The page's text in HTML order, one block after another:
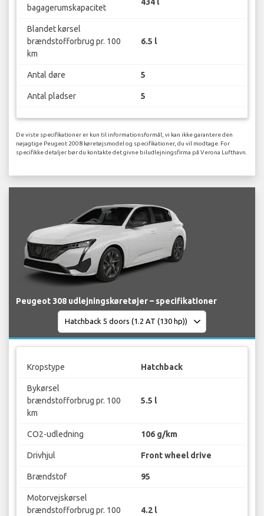
bagagerumskapacitet
Blandet kørsel
brændstofforbrug pr. 100
km
6.5 l
Antal døre 5
Antal pladser 5
De viste specifikationer er kun til informationsformål, vi kan ikke garantere den
nøjagtige Peugeot 2008 køretøjsmodel og specifikationer, du vil modtage. For
specifikke detaljer bør du kontakte det givne biludlejningsfirma på Verona Lufthavn.
Peugeot 308 udlejningskøretøjer – specifikationer
Kropstype Hatchback
Bykørsel
brændstofforbrug pr. 100
km
5.5 l
CO2-udledning 106 g/km
Drivhjul Front wheel drive
Brændstof 95
Motorvejskørsel
brændstofforbrug pr. 100
4.2 l